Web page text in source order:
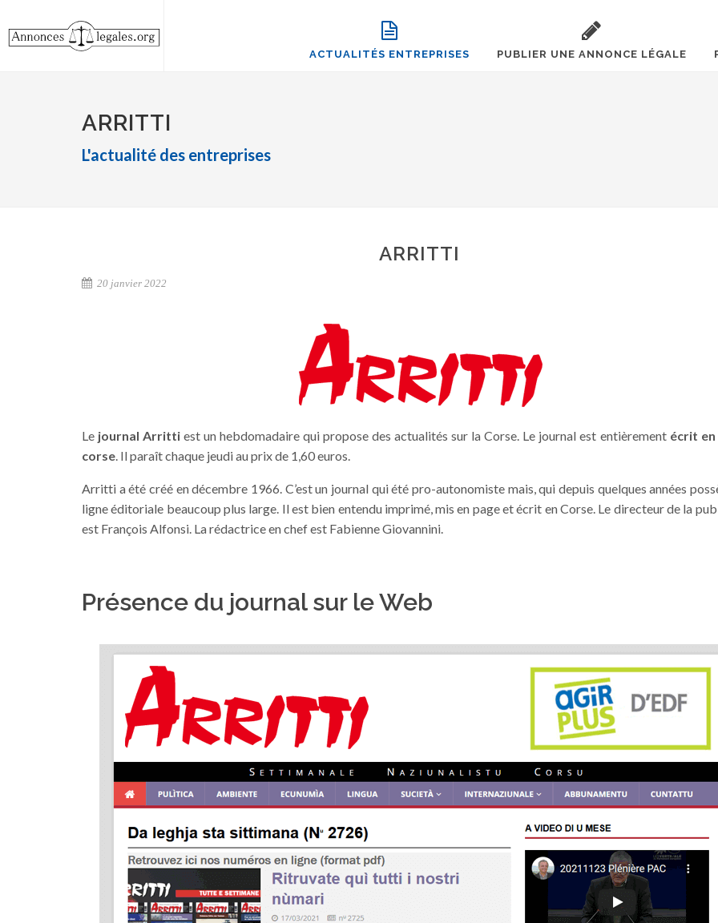
ACTUALITÉS ENTREPRISES PUBLIER UNE ANNONCE LÉGALE
ARRITTI
L'actualité des entreprises
ARRITTI
20 janvier 2022
Le journal Arritti est un hebdomadaire qui propose des actualités sur la Corse. Le journal est entièrement écrit en
corse. Il paraît chaque jeudi au prix de 1,60 euros.
Arritti a été créé en décembre 1966. C’est un journal qui été pro-autonomiste mais, qui depuis quelques années
ligne éditoriale beaucoup plus large. Il est bien entendu imprimé, mis en page et écrit en Corse. Le directeur de la
est François Alfonsi. La rédactrice en chef est Fabienne Giovannini.
Présence du journal sur le Web